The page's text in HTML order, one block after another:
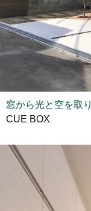
窓から光と空を取
CUE BOX